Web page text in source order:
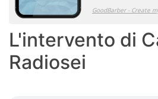
L'intervento di
Radiosei